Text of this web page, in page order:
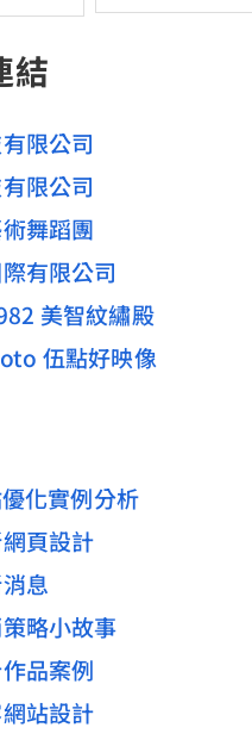
結
限公司
限公司
舞蹈團
有限公司
美智紋繡殿
伍點好映像
化實例分析
頁設計
息
略小故事
品案例
站設計